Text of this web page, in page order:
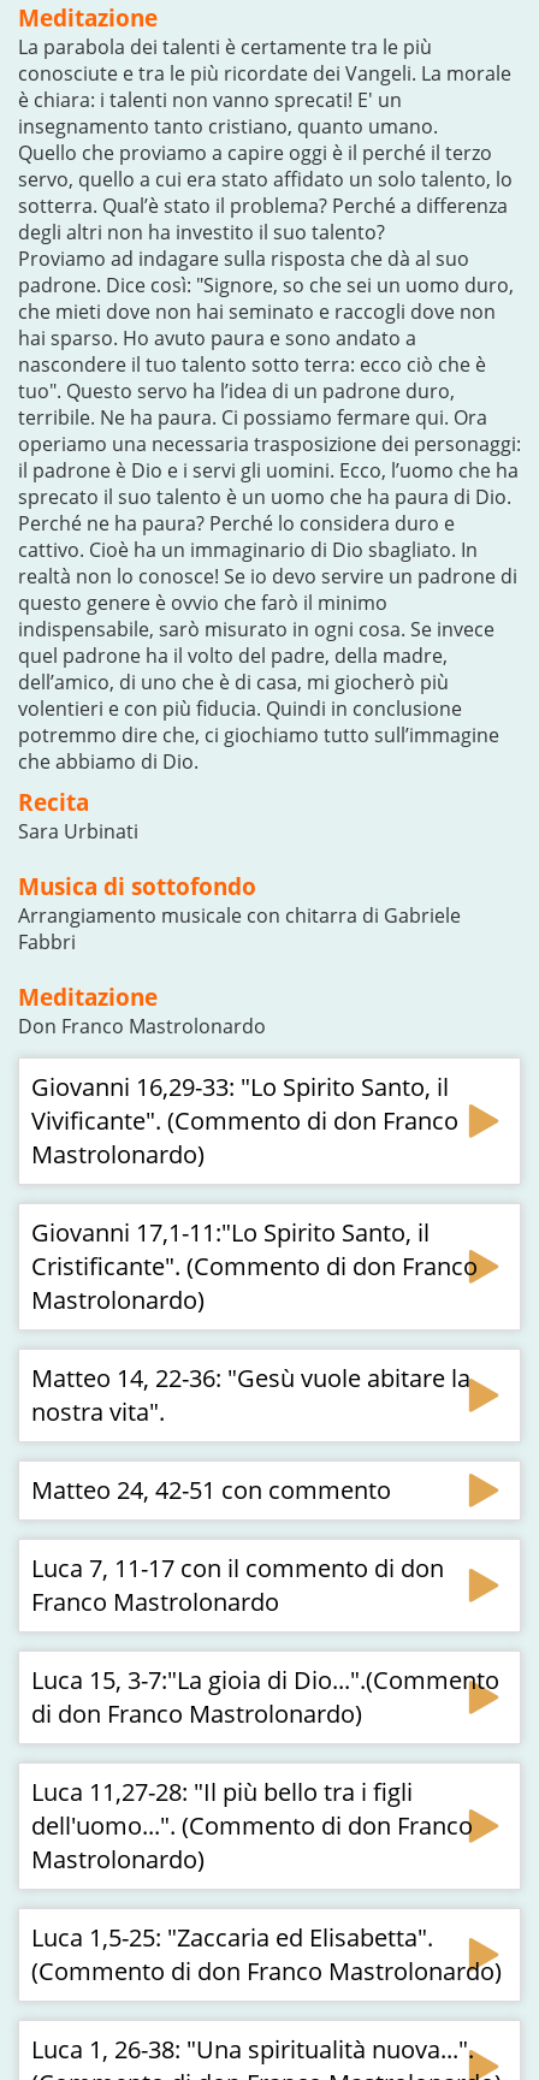
Meditazione
La parabola dei talenti è certamente tra le più
conosciute e tra le più ricordate dei Vangeli. La morale
è chiara: i talenti non vanno sprecati! E' un
insegnamento tanto cristiano, quanto umano.
Quello che proviamo a capire oggi è il perché il terzo
servo, quello a cui era stato affidato un solo talento, lo
sotterra. Qual’è stato il problema? Perché a differenza
degli altri non ha investito il suo talento?
Proviamo ad indagare sulla risposta che dà al suo
padrone. Dice così: "Signore, so che sei un uomo duro,
che mieti dove non hai seminato e raccogli dove non
hai sparso. Ho avuto paura e sono andato a
nascondere il tuo talento sotto terra: ecco ciò che è
tuo". Questo servo ha l’idea di un padrone duro,
terribile. Ne ha paura. Ci possiamo fermare qui. Ora
operiamo una necessaria trasposizione dei personaggi:
il padrone è Dio e i servi gli uomini. Ecco, l’uomo che ha
sprecato il suo talento è un uomo che ha paura di Dio.
Perché ne ha paura? Perché lo considera duro e
cattivo. Cioè ha un immaginario di Dio sbagliato. In
realtà non lo conosce! Se io devo servire un padrone di
questo genere è ovvio che farò il minimo
indispensabile, sarò misurato in ogni cosa. Se invece
quel padrone ha il volto del padre, della madre,
dell’amico, di uno che è di casa, mi giocherò più
volentieri e con più fiducia. Quindi in conclusione
potremmo dire che, ci giochiamo tutto sull’immagine
che abbiamo di Dio.
Recita
Sara Urbinati
Musica di sottofondo
Arrangiamento musicale con chitarra di Gabriele
Fabbri
Meditazione
Don Franco Mastrolonardo
Giovanni 16,29-33: "Lo Spirito Santo, il
Vivificante". (Commento di don Franco
Mastrolonardo)
Giovanni 17,1-11:"Lo Spirito Santo, il
Cristificante". (Commento di don Franco
Mastrolonardo)
Matteo 14, 22-36: "Gesù vuole abitare la
nostra vita".
Matteo 24, 42-51 con commento
Luca 7, 11-17 con il commento di don
Franco Mastrolonardo
Luca 15, 3-7:"La gioia di Dio...".(Commento
di don Franco Mastrolonardo)
Luca 11,27-28: "Il più bello tra i figli
dell'uomo...". (Commento di don Franco
Mastrolonardo)
Luca 1,5-25: "Zaccaria ed Elisabetta".
(Commento di don Franco Mastrolonardo)
Luca 1, 26-38: "Una spiritualità nuova...".